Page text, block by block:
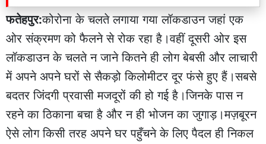
फतेहपुर:कोरोना के चलते लगाया गया लॉकडाउन जहां एक
ओर संक्रमण को फैलने से रोक रहा है।वहीं दूसरी ओर इस
लॉकडाउन के चलते न जाने कितने ही लोग बेबसी और लाचारी
में अपने अपने घरों से सैकड़ो किलोमीटर दूर फंसे हुए हैं।सबसे
बदतर जिंदगी प्रवासी मजदूरों की हो गई है।जिनके पास न
रहने का ठिकाना बचा है और न ही भोजन का जुगाड़।मज़बूरन
ऐसे लोग किसी तरह अपने घर पहुँचने के लिए पैदल ही निकल